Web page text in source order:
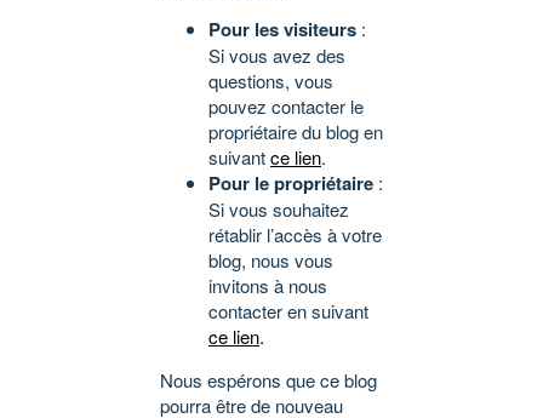
Pour les visiteurs :
Si vous avez des
questions, vous
pouvez contacter le
propriétaire du blog en
suivantce lien.
Pour le propriétaire :
Si vous souhaitez
rétablir l’accès à votre
blog, nous vous
invitons à nous
contacter en suivant
ce lien.
Nous espérons que ce blog
pourra être de nouveau